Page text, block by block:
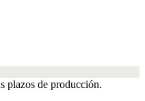
plazos de producción.